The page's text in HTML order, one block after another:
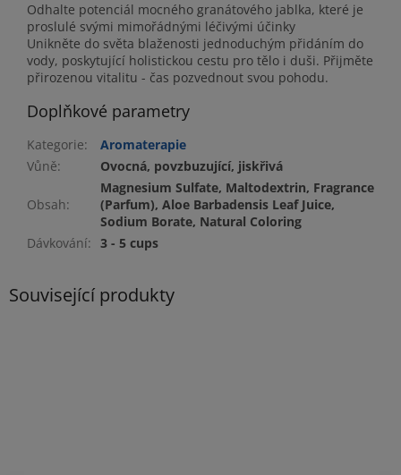
Odhalte potenciál mocného granátového jablka, které je
proslulé svými mimořádnými léčivými účinky
Unikněte do světa blaženosti jednoduchým přidáním do
vody, poskytující holistickou cestu pro tělo i duši. Přijměte
přirozenou vitalitu - čas pozvednout svou pohodu.
Doplňkové parametry
Kategorie:
Aromaterapie
Vůně: Ovocná, povzbuzující, jiskřivá
Obsah:
Magnesium Sulfate, Maltodextrin, Fragrance
(Parfum), Aloe Barbadensis Leaf Juice,
Sodium Borate, Natural Coloring
Dávkování: 3 - 5 cups
Související produkty